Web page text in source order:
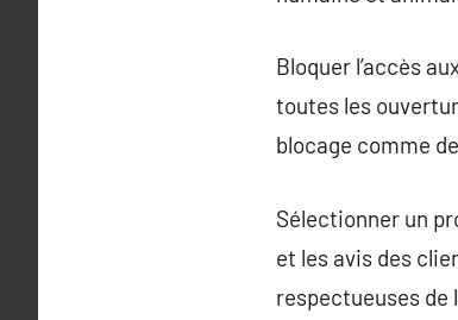
Bloquer l’accès
toutes les
blocage comme
Sélectionner un
et les avis des
respectueuses de